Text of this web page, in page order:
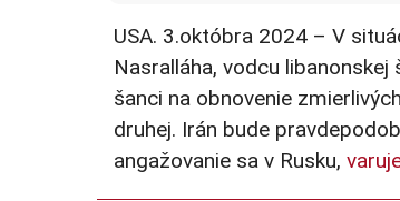
USA. 3.októbra 2024 – V
Nasralláha, vodcu
šanci na obnovenie
druhej. Irán bude
angažovanie sa v Rusku,